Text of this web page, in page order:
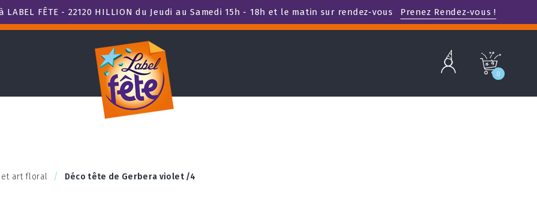
à LABEL FÊTE - 22120 HILLION du Jeudi au Samedi 15h - 18h et le matin sur rendez-vous Prenez Rendez-vous !
b c
0
art floral Déco tête de Gerbera violet /4